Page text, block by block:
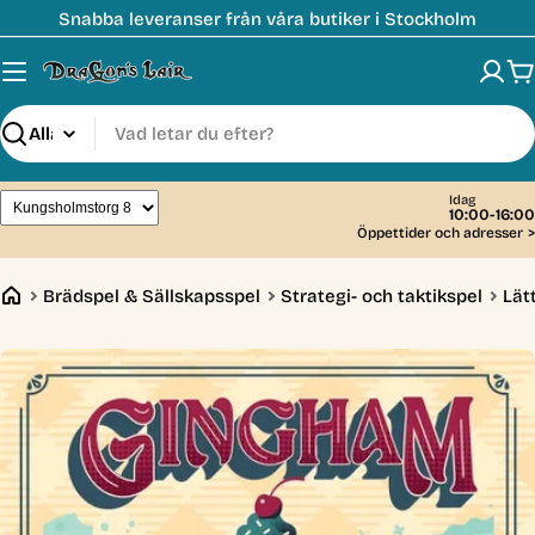
till
innehåll
Snabba leveranser från våra butiker i Stockholm
Sök
Idag
10:00-16:00
Öppettider och adresser >
Brädspel & Sällskapsspel Strategi- och taktikspel